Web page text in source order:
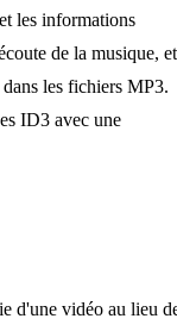
les informations
de la musique, et
les fichiers MP3.
ID3 avec une
d'une vidéo au lieu